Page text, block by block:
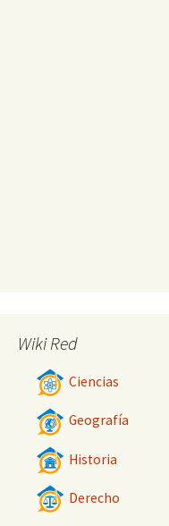
Wiki Red
Ciencias
Geografía
Historia
Derecho